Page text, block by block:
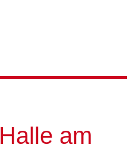
Halle am